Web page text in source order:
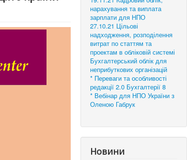
нарахування та виплата
зарплати для НПО
27.10.21 Цільові
надходження, розподілення
витрат по статтям та
проектам в обліковій системі
Бухгалтерський облік для
неприбуткових організацій
* Переваги та особливості
редакції 2.0 Бухгалтерії 8
* Вебінар для НПО України з
Оленою Габрук
Новини